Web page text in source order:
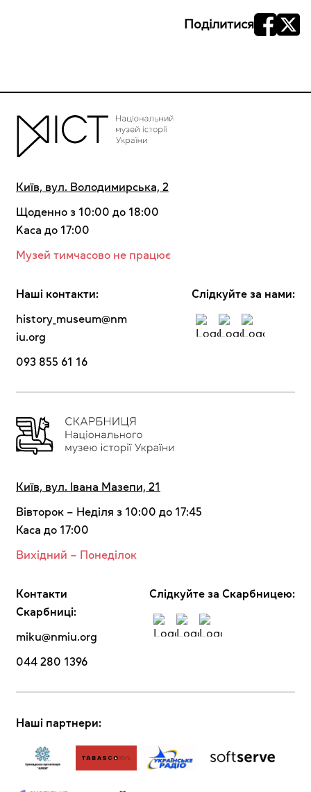
Поділитися
Київ, вул. Володимирська, 2
Щоденно з 10:00 до 18:00
Kaca до 17:00
Музей тимчасово не працює
Наші контакти:
history_museum@nm
iu.org
093 855 61 16
Cлідкуйте за нами:
Київ, вул. Івана Мазепи, 21
Вівторок – Неділя з 10:00 до 17:45
Каса до 17:00
Вихідний – Понеділок
Контакти
Скарбниці:
miku@nmiu.org
044 280 1396
Cлідкуйте за Скарбницею:
Наші партнери: